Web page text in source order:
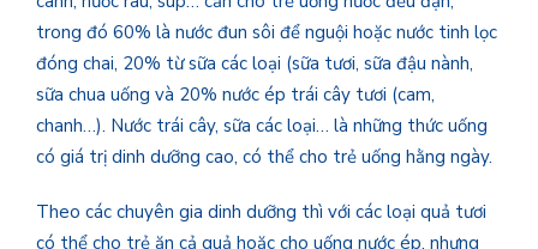
trong đó 60% là nước đun sôi để nguội hoặc nước tinh lọc
đóng chai, 20% từ sữa các loại (sữa tươi, sữa đậu nành,
sữa chua uống và 20% nước ép trái cây tươi (cam,
chanh…). Nước trái cây, sữa các loại… là những thức uống
có giá trị dinh dưỡng cao, có thể cho trẻ uống hằng ngày.
Theo các chuyên gia dinh dưỡng thì với các loại quả tươi
có thể cho trẻ ăn cả quả hoặc cho uống nước ép, nhưng